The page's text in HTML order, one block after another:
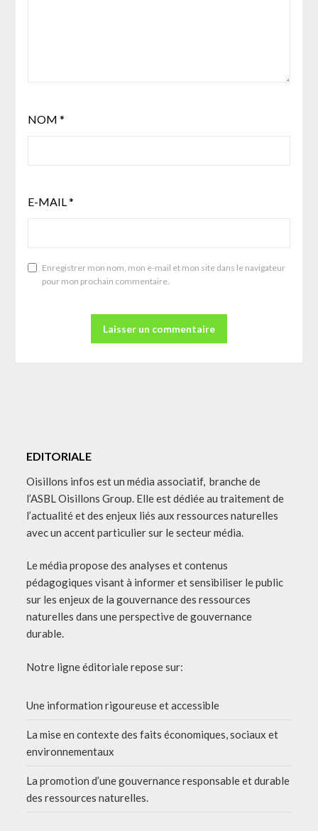
NOM *
E-MAIL*
Enregistrer mon nom, mon e-mail et mon site dans le navigateur
pour mon prochain commentaire.
EDITORIALE
Oisillons infos est un média associatif, branche de
l’ASBL Oisillons Group. Elle est dédiée au traitement de
l’actualité et des enjeux liés aux ressources naturelles
avec un accent particulier sur le secteur média.
Le média propose des analyses et contenus
pédagogiques visant à informer et sensibiliser le public
sur les enjeux de la gouvernance des ressources
naturelles dans une perspective de gouvernance
durable.
Notre ligne éditoriale repose sur:
Une information rigoureuse et accessible
La mise en contexte des faits économiques, sociaux et
environnementaux
La promotion d’une gouvernance responsable et durable
des ressources naturelles.